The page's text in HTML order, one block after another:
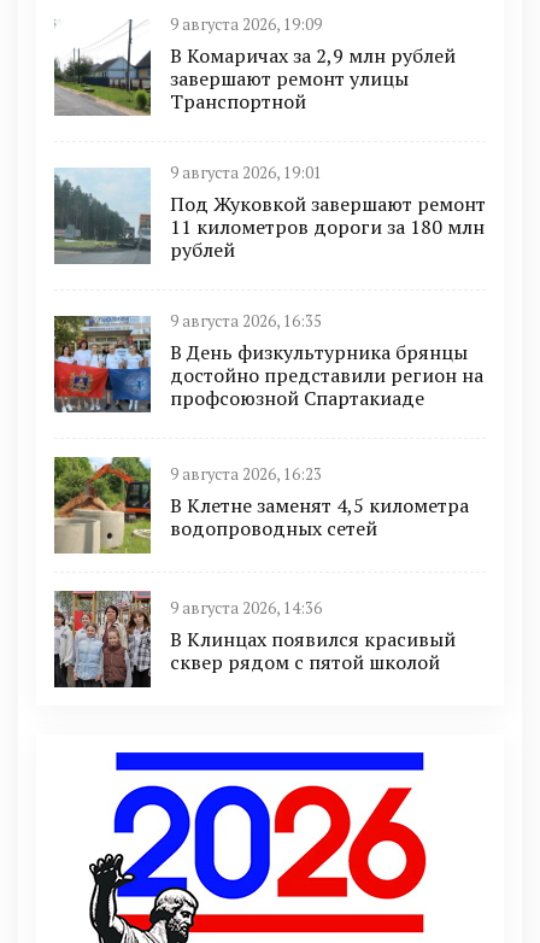
9 августа 2026, 19:09
В Комаричах за 2,9 млн рублей
завершают ремонт улицы
Транспортной
9 августа 2026, 19:01
Под Жуковкой завершают ремонт
11 километров дороги за 180 млн
рублей
9 августа 2026, 16:35
В День физкультурника брянцы
достойно представили регион на
профсоюзной Спартакиаде
9 августа 2026, 16:23
В Клетне заменят 4,5 километра
водопроводных сетей
9 августа 2026, 14:36
В Клинцах появился красивый
сквер рядом с пятой школой